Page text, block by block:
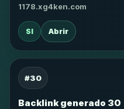
1178.xg4ken.com
SI Abrir
#30
Backlink generado 30